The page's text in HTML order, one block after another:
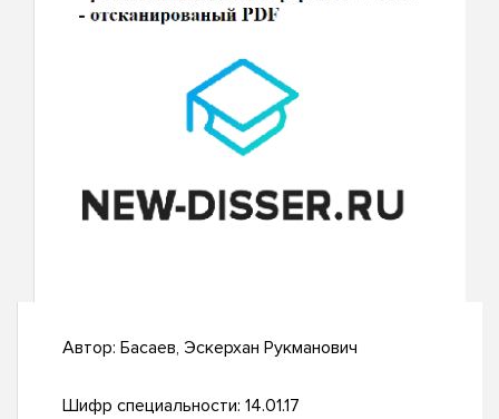
Автор: Басаев, Эскерхан Рукманович
Шифр специальности: 14.01.17